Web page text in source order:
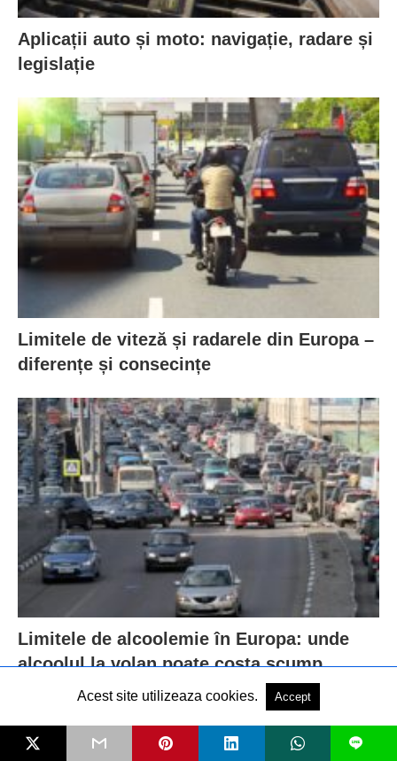
Aplicații auto și moto: navigație, radare și
legislație
Limitele de viteză și radarele din Europa –
diferențe și consecințe
Limitele de alcoolemie în Europa: unde
alcoolul la volan poate costa scump
Acest site utilizeaza cookies. Accept